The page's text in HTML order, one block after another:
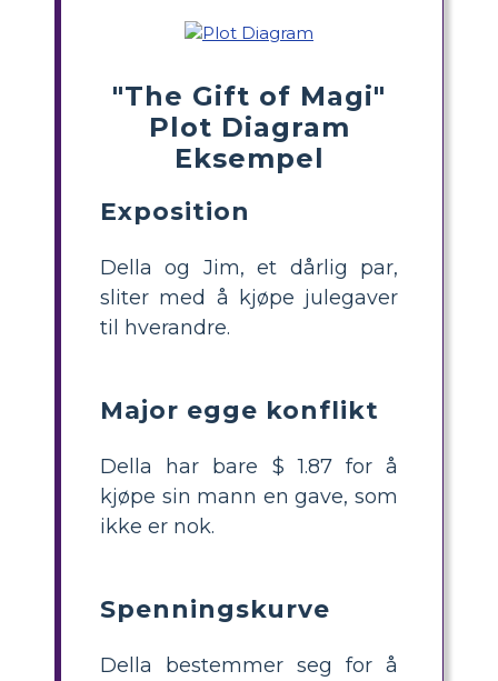
"The Gift of Magi"
Plot Diagram
Eksempel
Exposition
Della og Jim, et dårlig par,
sliter med å kjøpe julegaver
til hverandre.
Major egge konflikt
Della har bare $ 1.87 for å
kjøpe sin mann en gave, som
ikke er nok.
Spenningskurve
Della bestemmer seg for å